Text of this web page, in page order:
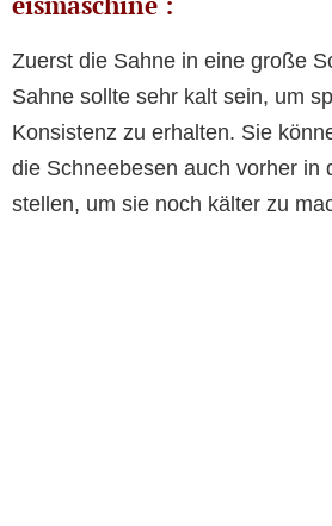
Zuerst die Sahne in eine große
Sahne sollte sehr kalt sein, um
Konsistenz zu erhalten. Sie
die Schneebesen auch vorher in
stellen, um sie noch kälter zu